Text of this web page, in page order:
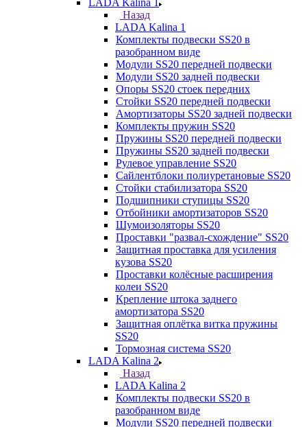
LADA Kalina 1
Назад
LADA Kalina 1
Комплекты подвески SS20 в
разобранном виде
Модули SS20 передней подвески
Модули SS20 задней подвески
Опоры SS20 стоек передних
Стойки SS20 передней подвески
Амортизаторы SS20 задней подвески
Комплекты пружин SS20
Пружины SS20 передней подвески
Пружины SS20 задней подвески
Рулевое управление SS20
Сайлентблоки полиуретановые SS20
Стойки стабилизатора SS20
Подшипники ступицы SS20
Отбойники амортизаторов SS20
Шумоизоляторы SS20
Проставки "развал-схождение" SS20
Защитная проставка для усиления
кузова SS20
Проставки колёсные расширения
колеи SS20
Крепление штока заднего
амортизатора SS20
Защитная оплётка витка пружины
SS20
Тормозная система SS20
LADA Kalina 2
Назад
LADA Kalina 2
Комплекты подвески SS20 в
разобранном виде
Модули SS20 передней подвески